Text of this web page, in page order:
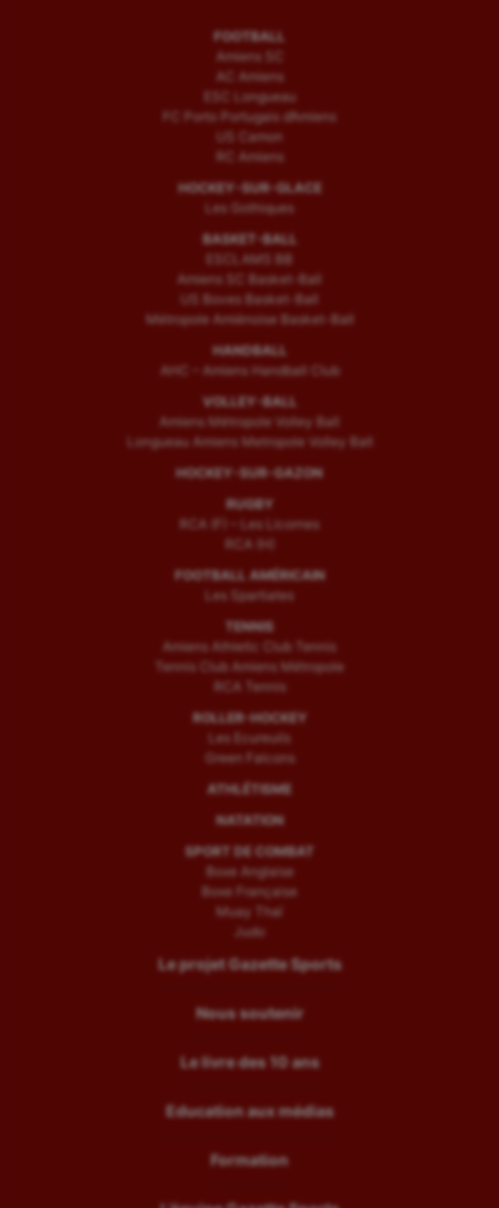
FOOTBALL
Amiens SC
AC Amiens
ESC Longueau
FC Porto Portugais d’Amiens
US Camon
RC Amiens
HOCKEY-SUR-GLACE
Les Gothiques
BASKET-BALL
ESCLAMS BB
Amiens SC Basket-Ball
US Boves Basket-Ball
Métropole Amiénoise Basket-Ball
HANDBALL
AHC – Amiens Handball Club
VOLLEY-BALL
Amiens Métropole Volley Ball
Longueau Amiens Metropole Volley Ball
HOCKEY-SUR-GAZON
RUGBY
RCA (F) – Les Licornes
RCA (H)
FOOTBALL AMÉRICAIN
Les Spartiates
TENNIS
Amiens Athletic Club Tennis
Tennis Club Amiens Métropole
RCA Tennis
ROLLER-HOCKEY
Les Ecureuils
Green Falcons
ATHLÉTISME
NATATION
SPORT DE COMBAT
Boxe Anglaise
Boxe Française
Muay Thaï
Judo
Le projet Gazette Sports
Nous soutenir
Le livre des 10 ans
Education aux médias
Formation